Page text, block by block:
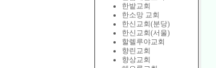
한밭교회
한소망 교회
한신교회(분당)
한신교회(서울)
할렐루야교회
향린교회
향상교회